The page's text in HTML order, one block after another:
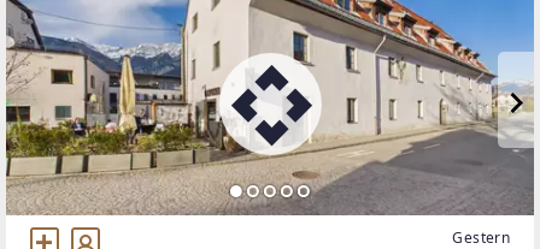
Gestern